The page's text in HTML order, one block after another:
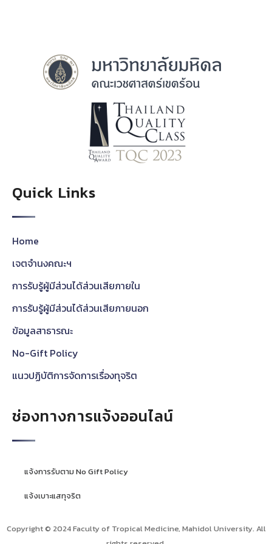
Quick Links
Home
เจตจำนงคณะฯ
การรับรู้ผู้มีส่วนได้ส่วนเสียภายใน
การรับรู้ผู้มีส่วนได้ส่วนเสียภายนอก
ข้อมูลสาธารณะ
No-Gift Policy
แนวปฏิบัติการจัดการเรื่องทุจริต
ช่องทางการแจ้งออนไลน์
แจ้งการรับตาม No Gift Policy
แจ้งเบาะแสทุจริต
Copyright © 2024 Faculty of Tropical Medicine, Mahidol University. All